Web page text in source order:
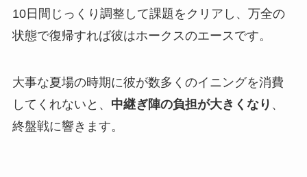
10日間じっくり調整して課題をクリアし、万全の
状態で復帰すれば彼はホークスのエースです。
大事な夏場の時期に彼が数多くのイニングを消費
してくれないと、 中継ぎ陣の負担が大きくなり 、
終盤戦に響きます。